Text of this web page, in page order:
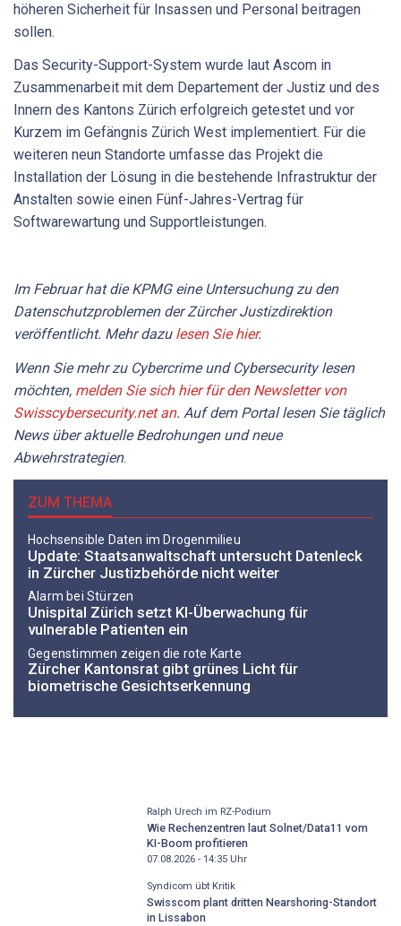
höheren Sicherheit für Insassen und Personal beitragen
sollen.
Das Security-Support-System wurde laut Ascom in
Zusammenarbeit mit dem Departement der Justiz und des
Innern des Kantons Zürich erfolgreich getestet und vor
Kurzem im Gefängnis Zürich West implementiert. Für die
weiteren neun Standorte umfasse das Projekt die
Installation der Lösung in die bestehende Infrastruktur der
Anstalten sowie einen Fünf-Jahres-Vertrag für
Softwarewartung und Supportleistungen.
Im Februar hat die KPMG eine Untersuchung zu den
Datenschutzproblemen der Zürcher Justizdirektion
veröffentlicht. Mehr dazu lesen Sie hier.
Wenn Sie mehr zu Cybercrime und Cybersecurity lesen
möchten, melden Sie sich hier für den Newsletter von
Swisscybersecurity.net an. Auf dem Portal lesen Sie täglich
News über aktuelle Bedrohungen und neue
Abwehrstrategien.
ZUM THEMA
Hochsensible Daten im Drogenmilieu
Update: Staatsanwaltschaft untersucht Datenleck
in Zürcher Justizbehörde nicht weiter
Alarm bei Stürzen
Unispital Zürich setzt KI-Überwachung für
vulnerable Patienten ein
Gegenstimmen zeigen die rote Karte
Zürcher Kantonsrat gibt grünes Licht für
biometrische Gesichtserkennung
Ralph Urech im RZ-Podium
Wie Rechenzentren laut Solnet/Data11 vom
KI-Boom profitieren
07.08.2026 - 14:35Uhr
Syndicom übt Kritik
Swisscom plant dritten Nearshoring-Standort
in Lissabon